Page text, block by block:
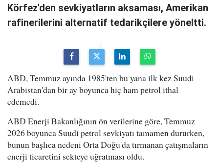
Körfez'den sevkiyatların aksaması, Amerikan
rafinerilerini alternatif tedarikçilere yöneltti.
ABD, Temmuz ayında 1985'ten bu yana ilk kez Suudi
Arabistan'dan bir ay boyunca hiç ham petrol ithal
edemedi.
ABD Enerji Bakanlığının ön verilerine göre, Temmuz
2026 boyunca Suudi petrol sevkiyatı tamamen dururken,
bunun başlıca nedeni Orta Doğu'da tırmanan çatışmaların
enerji ticaretini sekteye uğratması oldu.